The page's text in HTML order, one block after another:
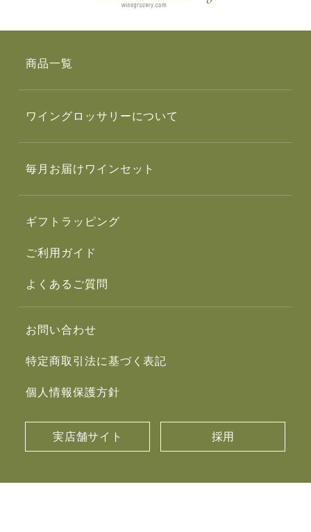
商品一覧
ワイングロッサリーについて
毎月お届けワインセット
ギフトラッピング
ご利用ガイド
よくあるご質問
お問い合わせ
特定商取引法に基づく表記
個人情報保護方針
実店舗サイト 採用